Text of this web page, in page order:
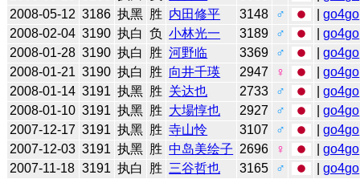
2008-05-12 3186 执黑 胜 内田修平 3148 ♂ |go4go
2008-02-04 3190 执白 负 小林光一 3189 ♂ |go4go
2008-01-28 3190 执白 胜 河野临 3369 ♂ |go4go
2008-01-21 3190 执白 胜 向井千瑛 2947 ♀ |go4go
2008-01-14 3191 执黑 胜 关达也 2733 ♂ |go4go
2008-01-10 3191 执黑 胜 大場惇也 2927 ♂ |go4go
2007-12-17 3191 执黑 胜 寺山怜 3107 ♂ |go4go
2007-12-03 3191 执黑 胜 中岛美绘子 2696 ♀ |go4go
2007-11-18 3191 执白 胜 三谷哲也 3165 ♂ |go4go